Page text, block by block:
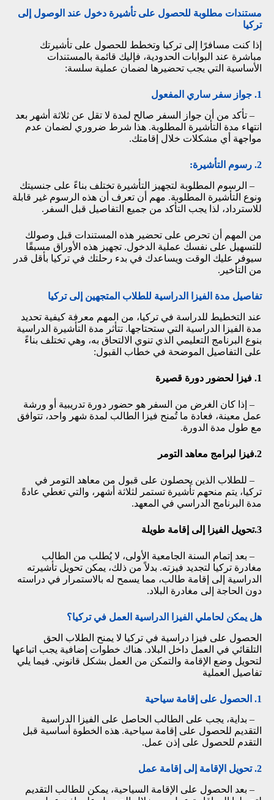
مستندات مطلوبة للحصول على تأشيرة دخول عند الوصول إلى
تركيا
إذا كنت مسافرًا إلى تركيا وتخطط للحصول على تأشيرتك
مباشرة عند البوابات الحدودية، فإليك قائمة بالمستندات
الأساسية التي يجب تحضيرها لضمان عملية سلسة:
1. جواز سفر ساري المفعول
– تأكد من أن جواز السفر صالح لمدة لا تقل عن ثلاثة أشهر بعد
انتهاء مدة التأشيرة المطلوبة. هذا شرط ضروري لضمان عدم
مواجهة أي مشكلات خلال إقامتك.
2. رسوم التأشيرة:
– الرسوم المطلوبة لتجهيز التأشيرة تختلف بناءً على جنسيتك
ونوع التأشيرة المطلوبة. مهم أن تعرف أن هذه الرسوم غير قابلة
للاسترداد، لذا يجب التأكد من جميع التفاصيل قبل السفر.
من المهم أن تحرص على تحضير هذه المستندات قبل وصولك
للتسهيل على نفسك عملية الدخول. تجهيز هذه الأوراق مسبقًا
سيوفر عليك الوقت ويساعدك في بدء رحلتك في تركيا بأقل قدر
من التأخير.
تفاصيل مدة الفيزا الدراسية للطلاب المتجهين إلى تركيا
عند التخطيط للدراسة في تركيا، من المهم معرفة كيفية تحديد
مدة الفيزا الدراسية التي ستحتاجها. تتأثر مدة التأشيرة الدراسية
بنوع البرنامج التعليمي الذي تنوي الالتحاق به، وهي تختلف بناءً
على التفاصيل الموضحة في خطاب القبول:
1. فيزا لحضور دورة قصيرة
– إذا كان الغرض من السفر هو حضور دورة تدريبية أو ورشة
عمل معينة، فعادة ما تُمنح فيزا الطالب لمدة شهر واحد، تتوافق
مع طول مدة الدورة.
2.فيزا لبرامج معاهد التومر
– للطلاب الذين يحصلون على قبول من معاهد التومر في
تركيا، يتم منحهم تأشيرة تستمر لثلاثة أشهر، والتي تغطي عادةً
مدة البرنامج الدراسي في المعهد.
3.تحويل الفيزا إلى إقامة طويلة
– بعد إتمام السنة الجامعية الأولى، لا يُطلب من الطالب
مغادرة تركيا لتجديد فيزته. بدلاً من ذلك، يمكن تحويل تأشيرته
الدراسية إلى إقامة طالب، مما يسمح له بالاستمرار في دراسته
دون الحاجة إلى مغادرة البلاد.
هل يمكن لحاملي الفيزا الدراسية العمل في تركيا؟
الحصول على فيزا دراسية في تركيا لا يمنح الطلاب الحق
التلقائي في العمل داخل البلاد. هناك خطوات إضافية يجب اتباعها
لتحويل وضع الإقامة والتمكن من العمل بشكل قانوني. فيما يلي
تفاصيل العملية
1. الحصول على إقامة سياحية
– بداية، يجب على الطالب الحاصل على الفيزا الدراسية
التقديم للحصول على إقامة سياحية. هذه الخطوة أساسية قبل
التقدم للحصول على إذن عمل.
2. تحويل الإقامة إلى إقامة عمل
– بعد الحصول على الإقامة السياحية، يمكن للطالب التقديم